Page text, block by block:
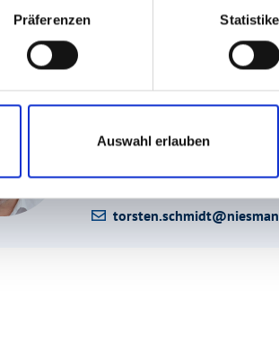
Präferenzen
Auswahl erlauben
Fendt Caravans?
Torsten Schmidt